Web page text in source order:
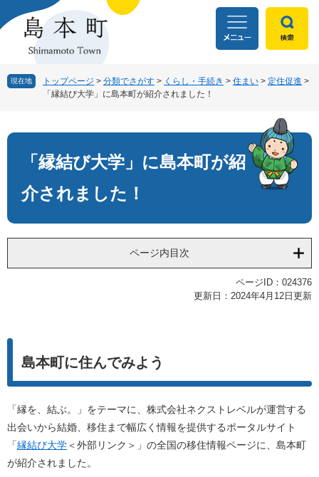
ー
ニ
本
現在地 トップページ > 分類でさがす > くらし・手続き > 住まい > 定住促進 >
「縁結び大学」に島本町が紹介されました！
文
「縁結び大学」に島本町が紹
介されました！
ページ内目次
ページID：024376
更新日：2024年4月12日更新
島本町に住んでみよう
「縁を、結ぶ。」をテーマに、株式会社ネクストレベルが運営する
出会いから結婚、移住まで幅広く情報を提供するポータルサイト
「縁結び大学＜外部リンク＞ 」の全国の移住情報ページに、島本町
が紹介されました。